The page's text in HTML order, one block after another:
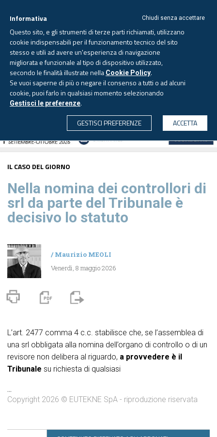
CERCA
Domenica, 9 agosto 2026
IL CASO DEL GIORNO
Nella nomina dei controllori di
srl da parte del Tribunale è
decisivo lo statuto
/Maurizio MEOLI
Venerdì, 8 maggio 2026
L’art. 2477 comma 4 c.c. stabilisce che, se l’assemblea di
una srl obbligata alla nomina dell’organo di controllo o di un
revisore non delibera al riguardo, a provvedere è il
Tribunale su richiesta di qualsiasi
...
Copyright 2026 © EUTEKNE SpA - riproduzione riservata
Chiudi senza accettare
Informativa
Questo sito, e gli strumenti di terze parti richiamati, utilizzano
cookie indispensabili per il funzionamento tecnico del sito
stesso e utili ad avere un'esperienza di navigazione
migliorata e funzionale al tipo di dispositivo utilizzato,
secondo le finalità illustrate nella Cookie Policy.
Se vuoi saperne di più o negare il consenso a tutti o ad alcuni
cookie, puoi farlo in qualsiasi momento selezionando
Gestisci le preferenze.
GESTISCI PREFERENZE
ACCETTA